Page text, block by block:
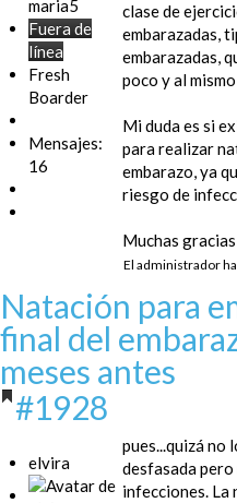
Fuera de
línea
Fresh
Boarder
Mensajes:
16
clase de
embarazadas,
embarazadas,
poco y al
Mi duda es si
para realizar
embarazo, ya
riesgo de
Muchas
El administrador
Natación para
final del
meses antes
#1928
elvira
pues...quizá no
desfasada
infecciones. La